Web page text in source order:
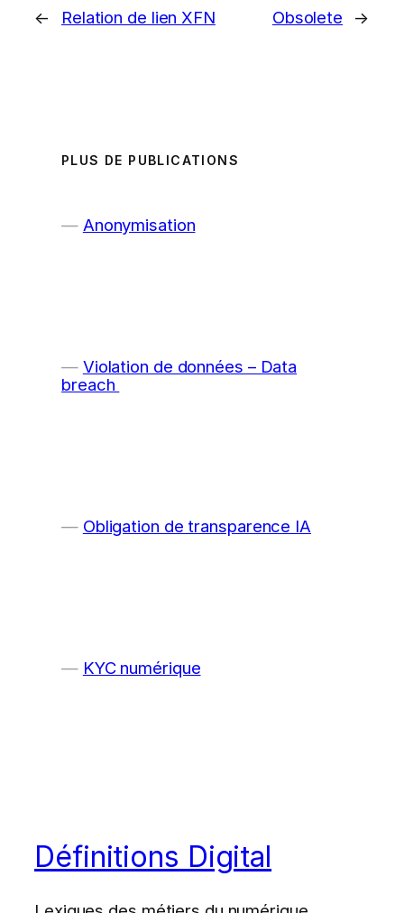
← Relation de lien XFN Obsolete →
PLUS DE PUBLICATIONS
Anonymisation
Violation de données – Data
breach
Obligation de transparence IA
KYC numérique
Définitions Digital